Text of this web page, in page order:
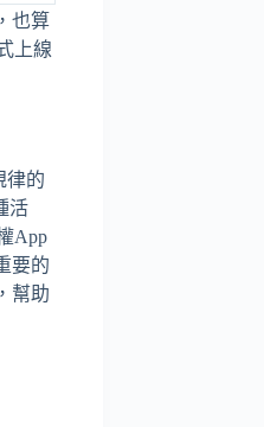
，也算
上線
律的
活
App
要的
幫助